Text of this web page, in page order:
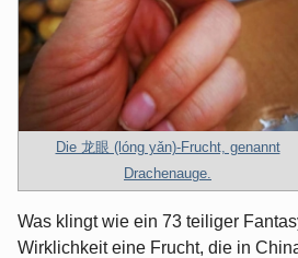
Die 龙眼 (lóng yǎn)-Frucht, genannt
Drachenauge.
Was klingt wie ein 73 teiliger
Wirklichkeit eine Frucht, die in